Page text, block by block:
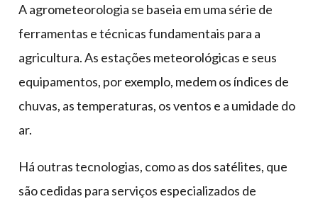
A agrometeorologia se baseia em uma série de
ferramentas e técnicas fundamentais para a
agricultura. As estações meteorológicas e seus
equipamentos, por exemplo, medem os índices de
chuvas, as temperaturas, os ventos e a umidade do
ar.
Há outras tecnologias, como as dos satélites, que
são cedidas para serviços especializados de